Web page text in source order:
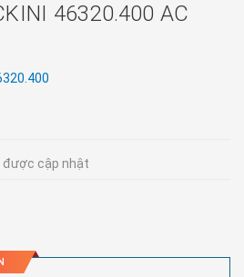
46320.400 AC
được cập nhật